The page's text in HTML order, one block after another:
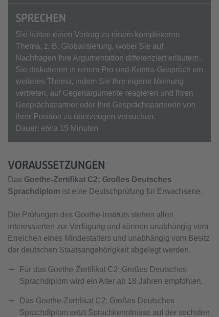
SPRECHEN
Sie halten einen Vortrag zu einem komplexeren
Thema, z. B. Globalisierung, wobei Sie auf
Nachfragen Ihre Argumentation differenziert erläutern.
Sie diskutieren in einem Pro-und-Kontra-Gespräch ein
weiteres Thema, indem Sie Ihre eigene Meinung
vertreten, auf Gegenargumente reagieren und Ihren
Gesprächspartner oder Ihre Gesprächspartnerin von
Ihrer Position zu überzeugen versuchen.
Dauer: etwa 15 Minuten
VORAUSSETZUNGEN
Das Goethe-Zertifikat C2: Großes Deutsches
Sprachdiplom ist eine Deutschprüfung für Erwachsene.
Die Prüfungen des Goethe-Instituts stehen allen
Interessierten zur Verfügung und können unabhängig vom
Erreichen eines Mindestalters und unabhängig vom Besitz
der deutschen Staatsangehörigkeit abgelegt werden.
Für das Goethe-Zertifikat C2: Großes Deutsches
Sprachdiplom wird ein Alter ab 18 Jahren empfohlen.
Das Goethe-Zertifikat C2: Großes Deutsches
Sprachdiplom setzt Sprachkenntnisse auf der sechsten